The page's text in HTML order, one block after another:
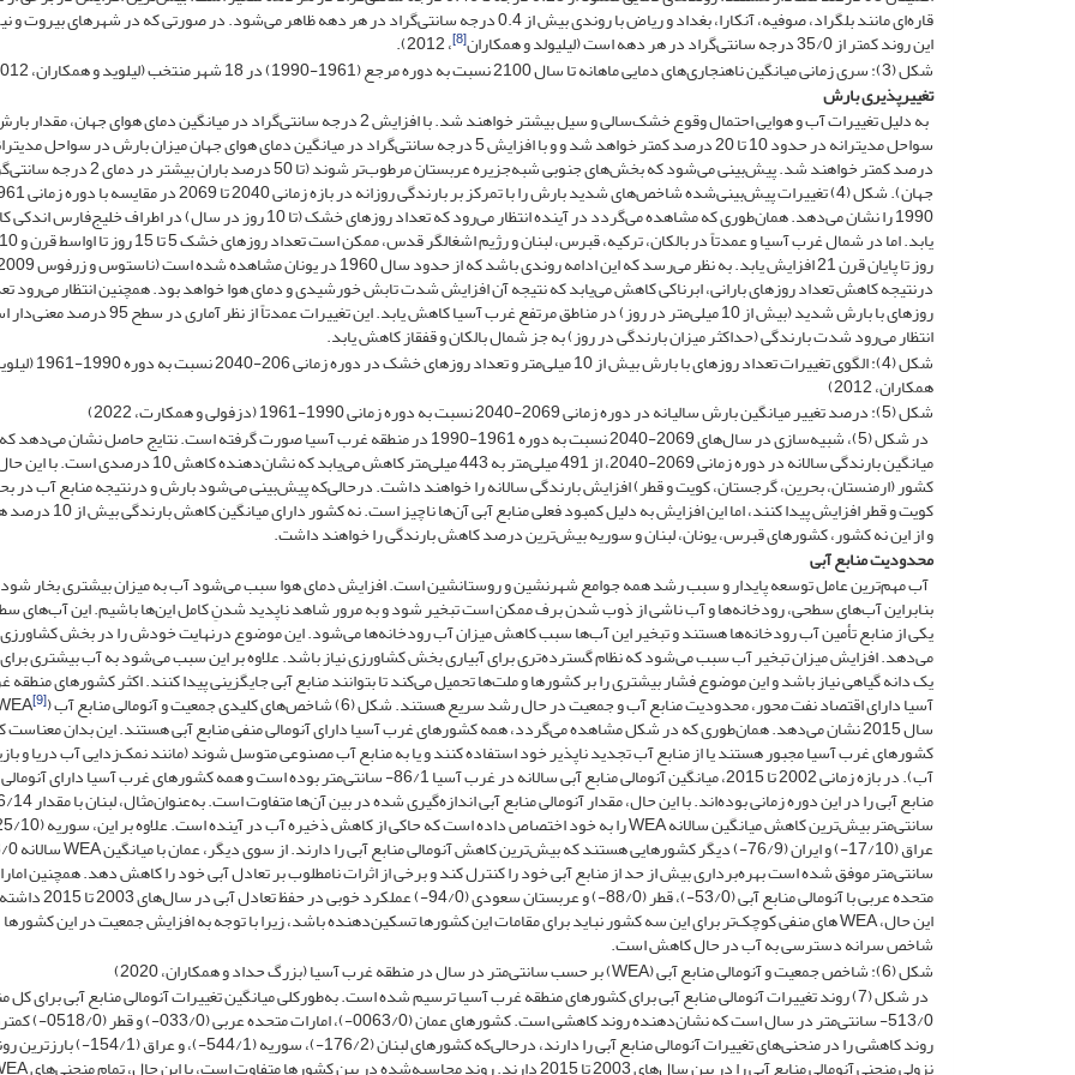
قاره‌ای مانند بلگراد، صوفیه، آنکارا، بغداد و ریاض با روندی بیش از 0.4 درجه سانتی‌گراد در هر دهه ظاهر می‌شود. در صورتی که در شهرهای
این روند کمتر از 35/0 درجه سانتی‌گراد در هر دهه است (لیلیولد و همکاران [8] ، 2012).
شکل (3): سری زمانی میانگین ناهنجاری‌های دمایی ماهانه تا سال 2100 نسبت به دوره مرجع (1961-1990) در 18 شهر منتخب (لیلوید و همکاران، 2012)
تغییرپذیری بارش
به دلیل تغییرات آب و هوایی احتمال وقوع خشک‌سالی و سیل بیشتر خواهند شد. با افزایش 2 درجه سانتی‌گراد در میانگین دمای هوای جهان،
درصد کمتر خواهند شد. پیش‌بینی می‌شود که بخش‌های جنوبی شبه‌جزیره عربستان مرطوب‌تر شوند (تا 50 درصد باران
1990 را نشان می‌دهد. همان‌طوری که مشاهده می‌گردد در آینده انتظار می‌رود که تعداد روزهای خشک (تا 10 روز در سال) در اطراف
درنتیجه کاهش تعداد روزهای بارانی، ابرناکی کاهش می‌یابد که نتیجه آن افزایش شدت تابش خورشیدی و دمای هوا خواهد بود. همچنین انتظار می‌رود
روزهای با بارش شدید (بیش از 10 میلی‌متر در روز) در مناطق مرتفع غرب آسیا کاهش یابد. این تغییرات عمدتاً از
انتظار می‌رود شدت بارندگی (حداکثر میزان بارندگی در روز) به جز شمال بالکان و قفقاز کاهش یابد.
شکل (4): الگوی تغییرات تعداد روزهای با بارش بیش از 10 میلی‌متر و تعداد
همکاران، 2012)
شکل (5): درصد تغییر میانگین بارش سالیانه در دوره زمانی 2069-2040 نسبت به دوره زمانی 1990-1961 (دزفولی و همکارت، 2022)
در شکل (5)، شبیه‌سازی در سال‌های 2069-2040 نسبت به دوره 1961-1990 در منطقه غرب آسیا صورت گرفته است. نتایج حاصل نشان می‌دهد که
میانگین بارندگی سالانه در دوره زمانی 2069-2040، از 491 میلی‌متر به 443 میلی‌متر کاهش می‌یابد که نشان‌دهنده کاهش
کشور (ارمنستان، بحرین، گرجستان، کویت و قطر) افزایش بارندگی سالانه را خواهند داشت. درحالی‌که پیش‌بینی می‌شود بارش و درنتیجه منابع آب در
کویت و قطر افزایش پیدا کنند، اما این افزایش به دلیل کمبود فعلی منابع
و از این نه کشور، کشورهای قبرس، یونان، لبنان و سوریه بیش‌ترین درصد کاهش بارندگی را خواهند داشت.
محدودیت منابع آبی
آب مهم‌ترین عامل توسعه پایدار و سبب رشد همه جوامع شهرنشین و روستانشین است. افزایش دمای هوا سبب می‌شود آب به میزان بیشتری بخار
بنابراین آب‌های سطحی، رودخانه‌ها و آب ناشی از ذوب شدن برف ممکن است تبخیر شود و به مرور شاهد ناپدید شدنِ کامل این‌ها باشیم. این آب‌های
یکی از منابع تأمین آب رودخانه‌ها هستند و تبخیر این آب‌ها سبب کاهش میزان آب رودخانه‌ها می‌شود. این موضوع درنهایت خودش را در بخش
می‌دهد. افزایش میزان تبخیر آب سبب می‌شود که نظام گسترده‌تری برای آبیاری بخش کشاورزی نیاز باشد. علاوه بر این سبب می‌شود به آب بیشتری
یک دانه گیاهی نیاز باشد و این موضوع فشار بیشتری را بر کشورها و ملت‌ها تحمیل می‌کند تا بتوانند منابع آبی جایگزینی پیدا کنند. اکثر کشورهای
آسیا دارای اقتصاد نفت محور، محدودیت منابع آب و جمعیت در حال رشد سریع هستند. شکل (6) شاخص‌های کلیدی جمعیت و آنومالی منابع آب (WEA [9]
سال 2015 نشان می‌دهد. همان‌طوری که در شکل مشاهده می‌گردد، همه کشورهای غرب آسیا دارای آنومالی منفی منابع آبی هستند. این بدان
کشورهای غرب آسیا مجبور هستند یا از منابع آب تجدید ناپذیر خود استفاده کنند و یا به منابع آب مصنوعی متوسل شوند (مانند نمک‌زدایی آب دریا و
آب). در بازه زمانی 2002 تا 2015، میانگین آنومالی منابع آبی سالانه در غرب آسیا 86/1- سانتی‌متر بوده است و همه کشورهای غرب آسیا دارای
سانتی‌متر موفق شده است بهره‌برداری بیش از حد از منابع آبی خود را کنترل کند و برخی از اثرات نامطلوب بر تعادل آبی خود را کاهش دهد. همچنین
متحده عربی با آنومالی منابع آبی (53/0-)، قطر (88/0-) و عربستان
این حال، WEA های منفی کوچک‌تر برای این سه کشور نباید برای مقامات این کشورها تسکین‌دهنده باشد، زیرا با توجه به افزایش جمعیت در این کشورها
شاخص سرانه دسترسی به آب در حال کاهش است.
شکل (6): شاخص جمعیت و آنومالی منابع آبی (WEA) بر حسب سانتی‌متر در سال در منطقه غرب آسیا (بزرگ حداد و همکاران، 2020)
در شکل (7) روند تغییرات آنومالی منابع آبی برای کشورهای منطقه غرب آسیا ترسیم شده است. به‌طورکلی میانگین تغییرات آنومالی منابع آبی برای کل
513/0- سانتی‌متر در سال است که نشان‌دهنده روند کاهشی است. کشورهای عمان (0063/0-)،
روند کاهشی را در منحنی‌های تغییرات آنومالی منابع آبی را دارند، درحالی‌که کشورهای لبنان (176/2-)، سوریه (544/1-)، و